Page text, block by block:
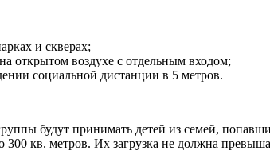
и скверах;
открытом воздухе с отдельным входом;
социальной дистанции в 5 метров.
будут принимать детей из семей,
кв. метров. Их загрузка не должна